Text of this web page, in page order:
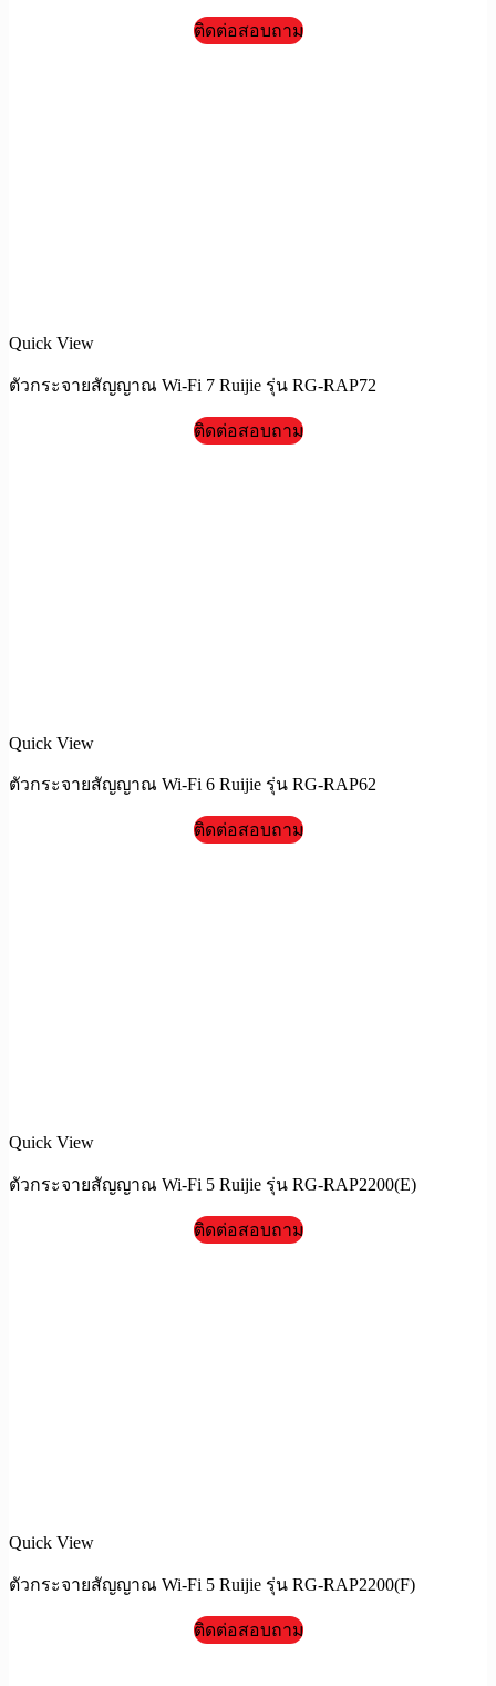
ติดต่อสอบถาม
Quick View
ตัวกระจายสัญญาณ Wi-Fi 7 Ruijie รุ่น RG-RAP72
ติดต่อสอบถาม
Quick View
ตัวกระจายสัญญาณ Wi-Fi 6 Ruijie รุ่น RG-RAP62
ติดต่อสอบถาม
Quick View
ตัวกระจายสัญญาณ Wi-Fi 5 Ruijie รุ่น RG-RAP2200(E)
ติดต่อสอบถาม
Quick View
ตัวกระจายสัญญาณ Wi-Fi 5 Ruijie รุ่น RG-RAP2200(F)
ติดต่อสอบถาม